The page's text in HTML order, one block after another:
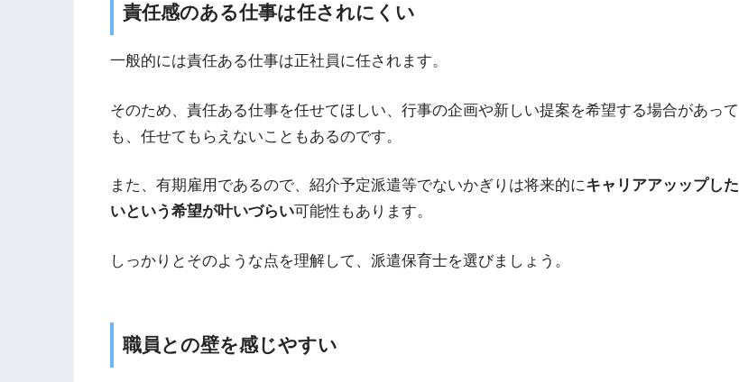
責任感のある仕事は任されにくい
一般的には責任ある仕事は正社員に任されます。
そのため、責任ある仕事を任せてほしい、行事の企画や新しい提案を希望する場合があって
も、任せてもらえないこともあるのです。
また、有期雇用であるので、紹介予定派遣等でないかぎりは将来的にキャリアアッップした
いという希望が叶いづらい可能性もあります。
しっかりとそのような点を理解して、派遣保育士を選びましょう。
職員との壁を感じやすい